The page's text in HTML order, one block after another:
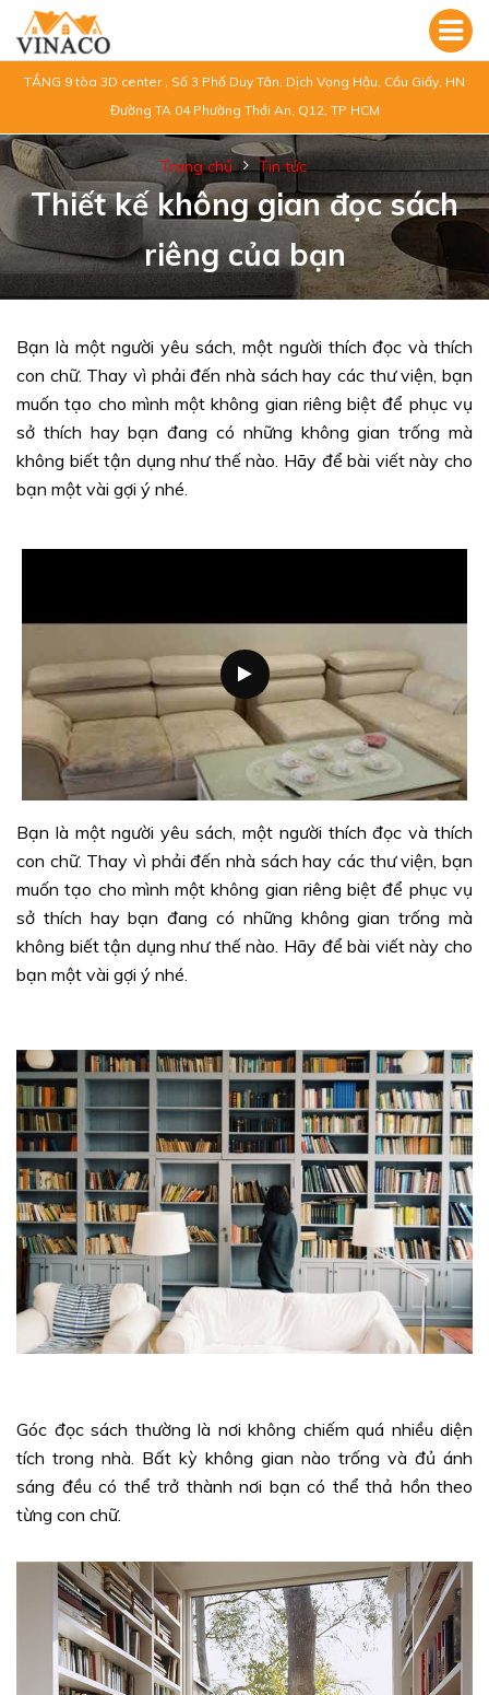
TẦNG 9 tòa 3D center , Số 3 Phố Duy Tân, Dịch Vọng Hậu, Cầu Giấy, HN
Đường TA 04 Phường Thới An, Q12, TP HCM
Trang chủ Tin tức
Thiết kế không gian đọc sách
riêng của bạn
Bạn là một người yêu sách, một người thích đọc và thích
con chữ. Thay vì phải đến nhà sách hay các thư viện, bạn
muốn tạo cho mình một không gian riêng biệt để phục vụ
sở thích hay bạn đang có những không gian trống mà
không biết tận dụng như thế nào. Hãy để bài viết này cho
bạn một vài gợi ý nhé.
Bạn là một người yêu sách, một người thích đọc và thích
con chữ. Thay vì phải đến nhà sách hay các thư viện, bạn
muốn tạo cho mình một không gian riêng biệt để phục vụ
sở thích hay bạn đang có những không gian trống mà
không biết tận dụng như thế nào. Hãy để bài viết này cho
bạn một vài gợi ý nhé.
Góc đọc sách thường là nơi không chiếm quá nhiều diện
tích trong nhà. Bất kỳ không gian nào trống và đủ ánh
sáng đều có thể trở thành nơi bạn có thể thả hồn theo
từng con chữ.